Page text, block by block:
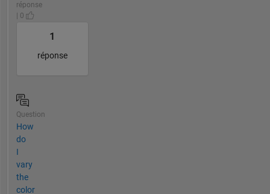
réponse
| 0
1
réponse
Question
How
do
I
vary
the
color